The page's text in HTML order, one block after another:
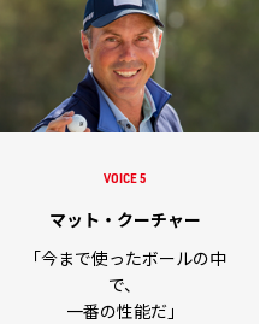
VOICE 5
マット・クーチャー
「今まで使ったボールの中
で、
一番の性能だ」